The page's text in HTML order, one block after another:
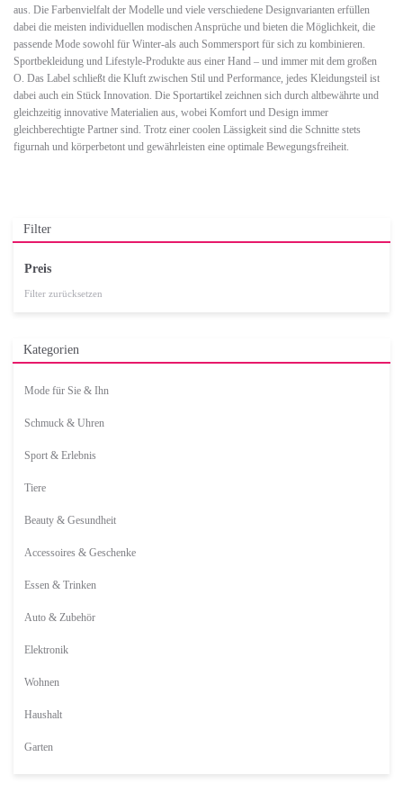
aus. Die Farbenvielfalt der Modelle und viele verschiedene Designvarianten erfüllen
dabei die meisten individuellen modischen Ansprüche und bieten die Möglichkeit, die
passende Mode sowohl für Winter-als auch Sommersport für sich zu kombinieren.
Sportbekleidung und Lifestyle-Produkte aus einer Hand – und immer mit dem großen
O. Das Label schließt die Kluft zwischen Stil und Performance, jedes Kleidungsteil ist
dabei auch ein Stück Innovation. Die Sportartikel zeichnen sich durch altbewährte und
gleichzeitig innovative Materialien aus, wobei Komfort und Design immer
gleichberechtigte Partner sind. Trotz einer coolen Lässigkeit sind die Schnitte stets
figurnah und körperbetont und gewährleisten eine optimale Bewegungsfreiheit.
Filter
Preis
Filter zurücksetzen
Kategorien
Mode für Sie & Ihn
Schmuck & Uhren
Sport & Erlebnis
Tiere
Beauty & Gesundheit
Accessoires & Geschenke
Essen & Trinken
Auto & Zubehör
Elektronik
Wohnen
Haushalt
Garten